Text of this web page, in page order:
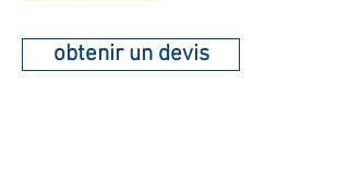
obtenir un devis